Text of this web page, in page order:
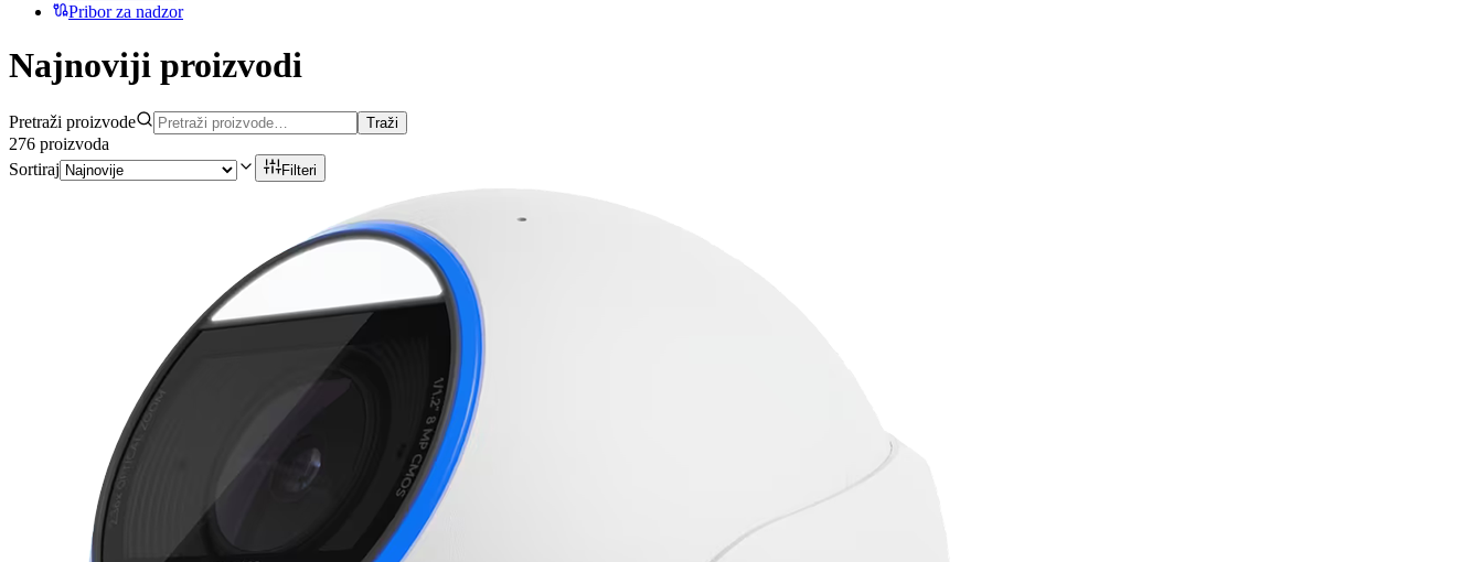
Pribor za nadzor
Najnoviji proizvodi
Pretraži proizvode Traži
276 proizvoda
Sortiraj
Filteri